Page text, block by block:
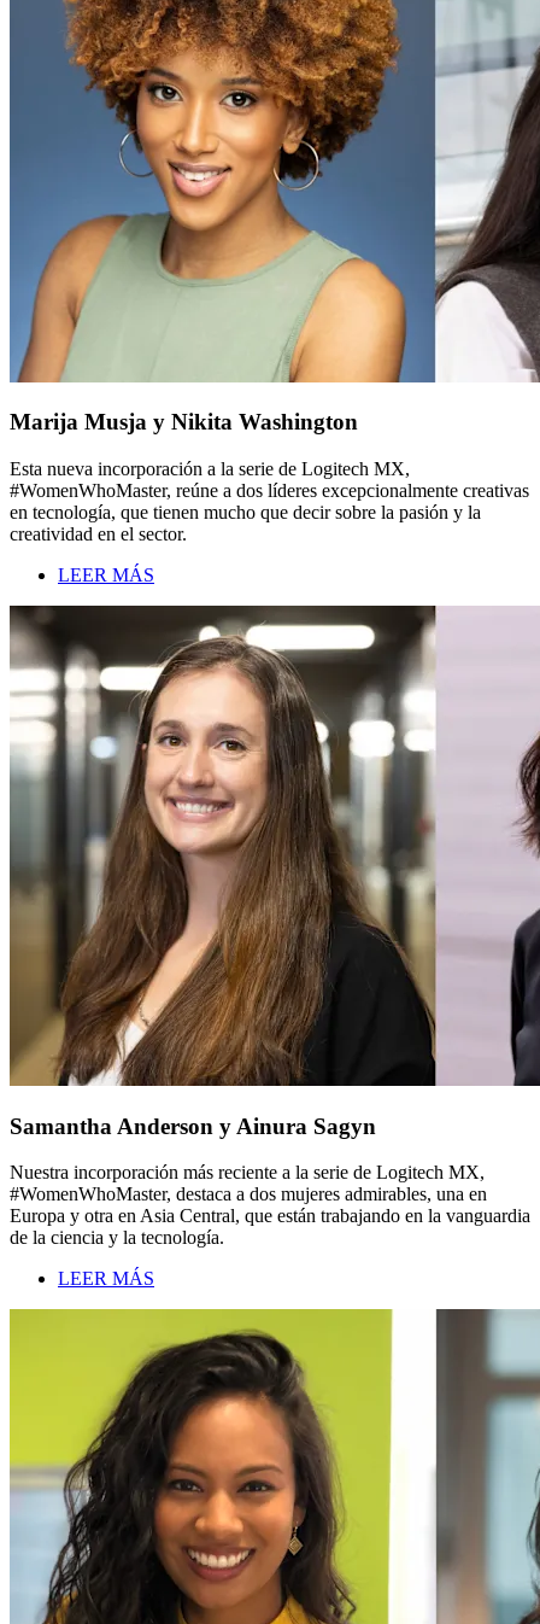
Marija Musja y Nikita Washington
Esta nueva incorporación a la serie de Logitech MX,
#WomenWhoMaster, reúne a dos líderes excepcionalmente creativas
en tecnología, que tienen mucho que decir sobre la pasión y la
creatividad en el sector.
LEER MÁS
Samantha Anderson y Ainura Sagyn
Nuestra incorporación más reciente a la serie de Logitech MX,
#WomenWhoMaster, destaca a dos mujeres admirables, una en
Europa y otra en Asia Central, que están trabajando en la vanguardia
de la ciencia y la tecnología.
LEER MÁS